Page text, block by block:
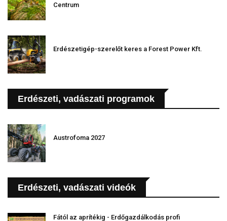
Centrum
Erdészetigép-szerelőt keres a Forest Power Kft.
Erdészeti, vadászati programok
Austrofoma 2027
Erdészeti, vadászati videók
Fától az aprítékig - Erdőgazdálkodás profi